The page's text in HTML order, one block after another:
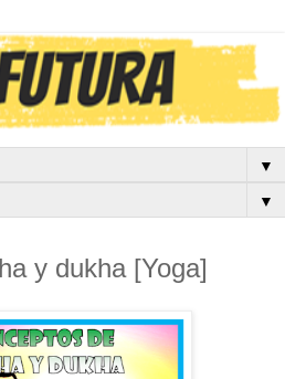
▼
▼
y dukha [Yoga]